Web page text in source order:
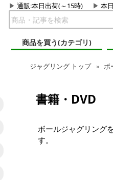
通販:本日出荷(～15時) 本
商品を買う(カテゴリ)
ジャグリング トップ ボ
書籍・DVD
ボールジャグリング
す。